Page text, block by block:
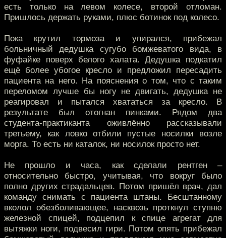
есть только на левом колесе, второй отломан.
Пришлось держать руками, плюс ботинок под колесо.
Пока крутил тормоза и упирался, прибежал
больничный дедушка сугубо бомжеватого вида, в
фуфайке поверх белого халата. Дедушка подкатил
ещё более убогое кресло и предложил пересадить
пациента на него. На пояснения о том, что с таким
переломом лучше бы ногу не двигать, дедушка не
реагировал и пытался хвататься за кресло. В
результате был отогнан пинками. Рядом два
студента-практиканта оживлённо рассказывали
третьему, как ловко отбили пустые носилки возле
морга. То есть ни каталок, ни носилок просто нет.
Не прошло и часа, как сделали рентген –
относительно быстро, учитывая, что вокруг было
полно других страдальцев. Потом пришёл врач, дал
команду снимать с пациента штаны. Бесштанному
вколол обезболивающее, насквозь проткнул ступню
железной спицей, подцепил к спице агрегат для
вытяжки ноги, подвесил гири. Потом опять прибежал